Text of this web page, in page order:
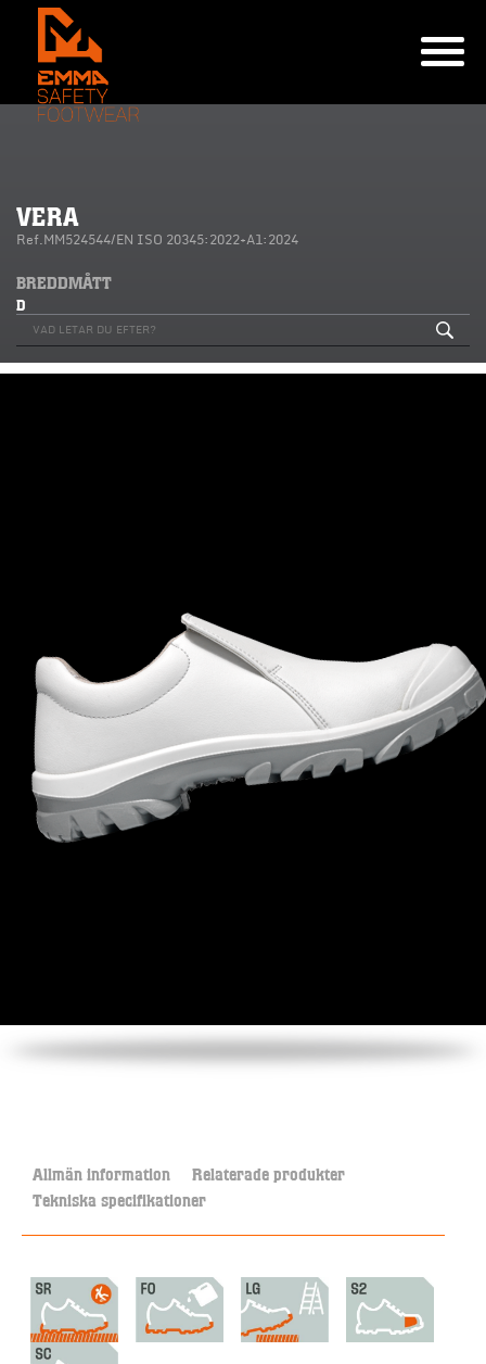
VERA
Ref.MM524544/EN ISO 20345:2022+A1:2024
BREDDMÅTT
D
Allmän information Relaterade produkter
Tekniska specifikationer